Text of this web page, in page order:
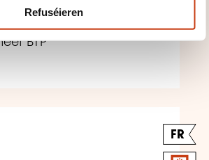
Refuséieren
Organisatioun
BTP
FR